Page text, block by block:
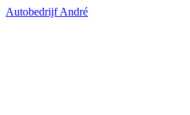
Autobedrijf André